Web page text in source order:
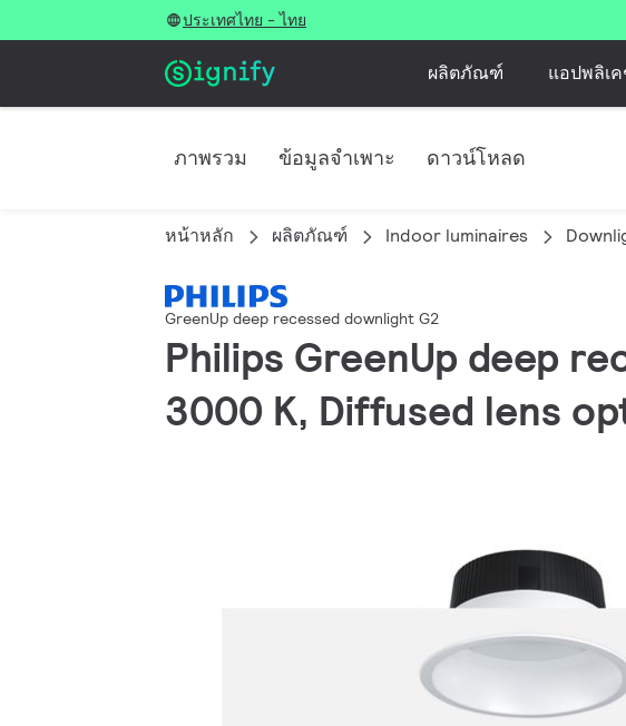
ประเทศไทย - ไทย
ผลิตภัณฑ์ แอปพลิเ
ภาพรวม ข้อมูลจำเพาะ ดาวน์โหลด
หน้าหลัก ผลิตภัณฑ์ Indoor luminaires
GreenUp deep recessed downlight G2
Philips GreenUp deep
3000 K, Diffused lens